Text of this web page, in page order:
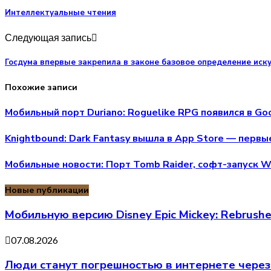
Интеллектуальные чтения
Следующая запись
Госдума впервые закрепила в законе базовое определение
Похожие записи
Мобильный порт Duriano: Roguelike RPG появился в
Knightbound: Dark Fantasy вышла в App Store —
Мобильные новости: Порт Tomb Raider, софт-запуск
Новые публикации
Мобильную версию Disney Epic Mickey:
07.08.2026
Люди станут погрешностью в интернете